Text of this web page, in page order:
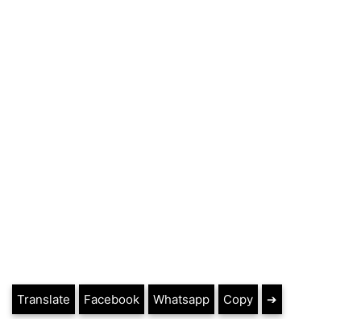
Translate Facebook Whatsapp Copy ➔